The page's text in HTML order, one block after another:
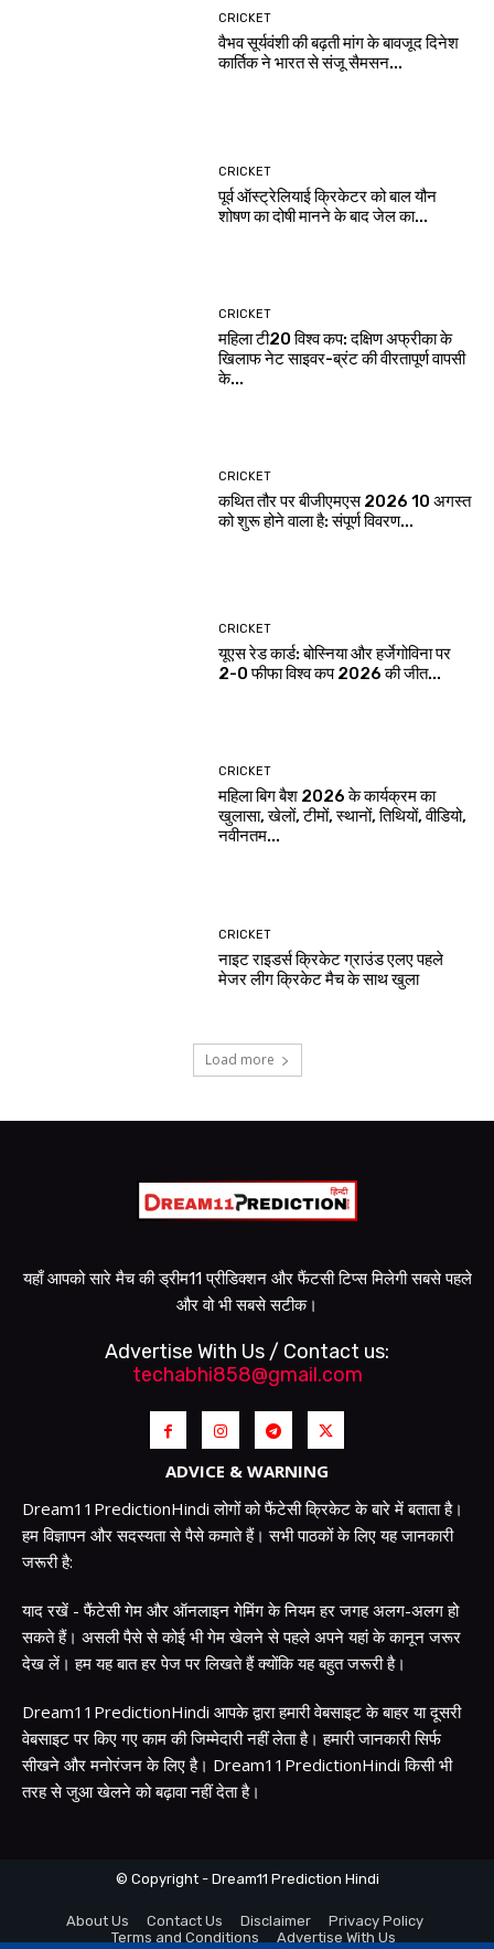
CRICKET
वैभव सूर्यवंशी की बढ़ती मांग के बावजूद दिनेश
कार्तिक ने भारत से संजू सैमसन...
CRICKET
पूर्व ऑस्ट्रेलियाई क्रिकेटर को बाल यौन
शोषण का दोषी मानने के बाद जेल का...
CRICKET
महिला टी20 विश्व कप: दक्षिण अफ्रीका के
खिलाफ नेट साइवर-ब्रंट की वीरतापूर्ण वापसी
के...
CRICKET
कथित तौर पर बीजीएमएस 2026 10 अगस्त
को शुरू होने वाला है: संपूर्ण विवरण...
CRICKET
यूएस रेड कार्ड: बोस्निया और हर्जेगोविना पर
2-0 फीफा विश्व कप 2026 की जीत...
CRICKET
महिला बिग बैश 2026 के कार्यक्रम का
खुलासा, खेलों, टीमों, स्थानों, तिथियों, वीडियो,
नवीनतम...
CRICKET
नाइट राइडर्स क्रिकेट ग्राउंड एलए पहले
मेजर लीग क्रिकेट मैच के साथ खुला
Load more
यहाँ आपको सारे मैच की ड्रीम11 प्रीडिक्शन और फैंटसी टिप्स मिलेगी सबसे पहले
और वो भी सबसे सटीक।
Advertise With Us / Contact us:
techabhi858@gmail.com
ADVICE & WARNING
Dream11PredictionHindi लोगों को फैंटेसी क्रिकेट के बारे में बताता है।
हम विज्ञापन और सदस्यता से पैसे कमाते हैं। सभी पाठकों के लिए यह जानकारी
जरूरी है:
याद रखें - फैंटेसी गेम और ऑनलाइन गेमिंग के नियम हर जगह अलग-अलग हो
सकते हैं। असली पैसे से कोई भी गेम खेलने से पहले अपने यहां के कानून जरूर
देख लें। हम यह बात हर पेज पर लिखते हैं क्योंकि यह बहुत जरूरी है।
Dream11PredictionHindi आपके द्वारा हमारी वेबसाइट के बाहर या दूसरी
वेबसाइट पर किए गए काम की जिम्मेदारी नहीं लेता है। हमारी जानकारी सिर्फ
सीखने और मनोरंजन के लिए है। Dream11PredictionHindi किसी भी
तरह से जुआ खेलने को बढ़ावा नहीं देता है।
© Copyright - Dream11 Prediction Hindi
About Us Contact Us Disclaimer
Privacy Policy
Terms and Conditions
Advertise With Us